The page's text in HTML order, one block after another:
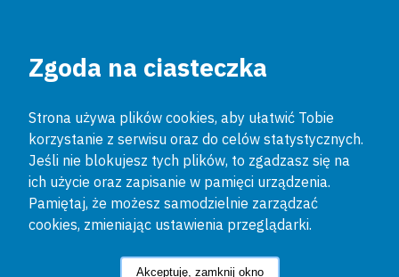
Zgoda na ciasteczka
Strona używa plików cookies, aby ułatwić Tobie
korzystanie z serwisu oraz do celów statystycznych.
Jeśli nie blokujesz tych plików, to zgadzasz się na
ich użycie oraz zapisanie w pamięci urządzenia.
Pamiętaj, że możesz samodzielnie zarządzać
cookies, zmieniając ustawienia przeglądarki.
Akceptuję, zamknij okno